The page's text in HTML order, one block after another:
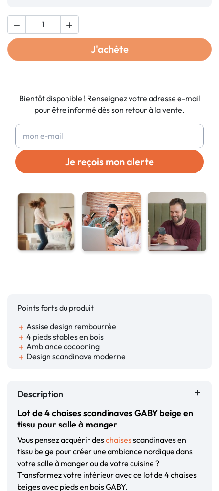
 
J'achète
Bientôt disponible ! Renseignez votre adresse e-mail
pour être informé dès son retour à la vente.
Je reçois mon alerte
Points forts du produit
add Assise design rembourrée
add 4 pieds stables en bois
add Ambiance cocooning
add Design scandinave moderne
Description
Lot de 4 chaises scandinaves GABY beige en
tissu pour salle à manger
Vous pensez acquérir deschaisesscandinaves en
tissu beige pour créer une ambiance nordique dans
votre salle à manger ou de votre cuisine ?
Transformez votre intérieur avec ce lot de 4 chaises
beiges avec pieds en bois GABY.